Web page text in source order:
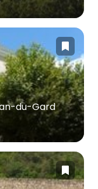
du-Gard